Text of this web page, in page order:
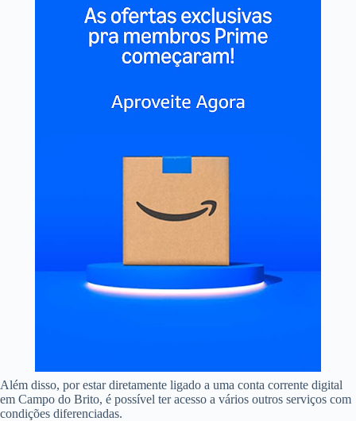
Além disso, por estar diretamente ligado a uma conta corrente digital
em Campo do Brito, é possível ter acesso a vários outros serviços com
condições diferenciadas.